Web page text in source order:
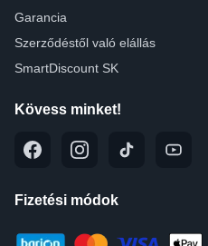
Garancia
Szerződéstől való elállás
SmartDiscount SK
Kövess minket!
Fizetési módok